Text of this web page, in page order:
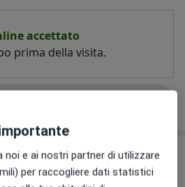
accettato
prima della visita.
e ai nostri partner di utilizzare
per raccogliere dati statistici